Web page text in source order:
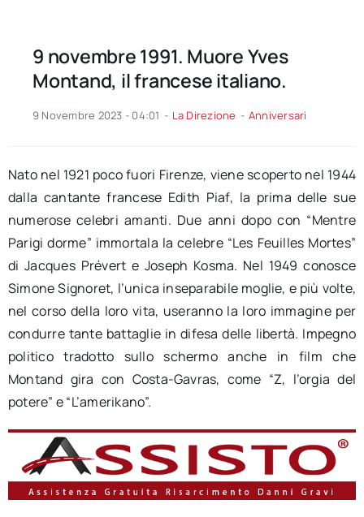
9 novembre 1991. Muore Yves
Montand, il francese italiano.
9 Novembre 2023 - 04:01 - La Direzione - Anniversari
Nato nel 1921 poco fuori Firenze, viene scoperto nel 1944
dalla cantante francese Edith Piaf, la prima delle sue
numerose celebri amanti. Due anni dopo con “Mentre
Parigi dorme” immortala la celebre “Les Feuilles Mortes”
di Jacques Prévert e Joseph Kosma. Nel 1949 conosce
Simone Signoret, l’unica inseparabile moglie, e più volte,
nel corso della loro vita, useranno la loro immagine per
condurre tante battaglie in difesa delle libertà. Impegno
politico tradotto sullo schermo anche in film che
Montand gira con Costa-Gavras, come “Z, l’orgia del
potere” e “L’amerikano”.